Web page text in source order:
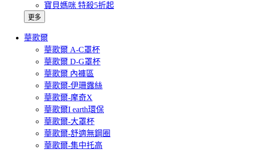
寶貝媽咪 特殺5折起
更多
華歌爾
華歌爾 A-C罩杯
華歌爾 D-G罩杯
華歌爾 內褲區
華歌爾-伊珊露絲
華歌爾-摩奇X
華歌爾I earth環保
華歌爾-大罩杯
華歌爾-舒適無鋼圈
華歌爾-集中托高